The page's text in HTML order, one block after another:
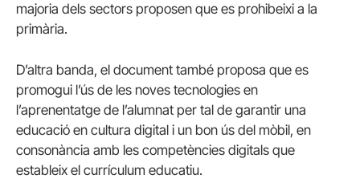
majoria dels sectors proposen que es prohibeixi a la
primària.
D’altra banda, el document també proposa que es
promogui l’ús de les noves tecnologies en
l’aprenentatge de l’alumnat per tal de garantir una
educació en cultura digital i un bon ús del mòbil, en
consonància amb les competències digitals que
estableix el currículum educatiu.